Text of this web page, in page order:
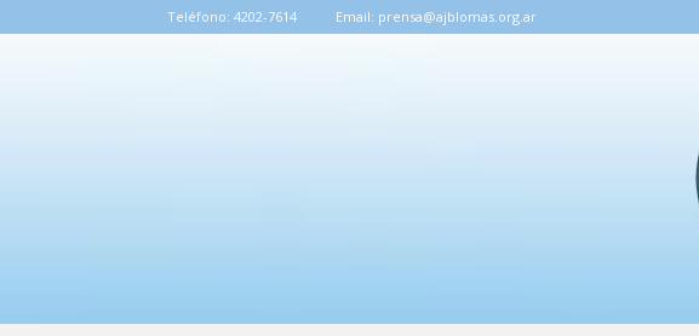
Teléfono: 4202-7614 Email: prensa@ajblomas.org.ar